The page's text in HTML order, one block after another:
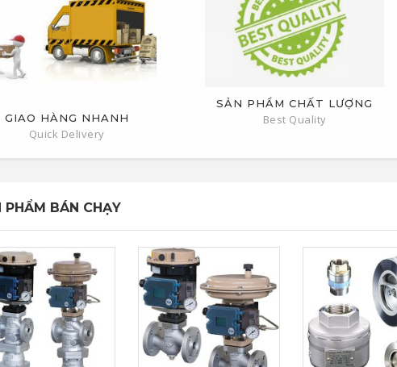
GIAO HÀNG NHANH
Quick Delivery
SẢN PHẨM CHẤT LƯỢNG
Best Quality
PHẨM BÁN CHẠY